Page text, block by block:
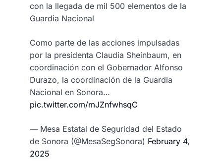
con la llegada de mil 500 elementos de la
Guardia Nacional
Como parte de las acciones impulsadas
por la presidenta Claudia Sheinbaum, en
coordinación con el Gobernador Alfonso
Durazo, la coordinación de la Guardia
Nacional en Sonora…
pic.twitter.com/mJZnfwhsqC
— Mesa Estatal de Seguridad del Estado
de Sonora (@MesaSegSonora) February 4,
2025